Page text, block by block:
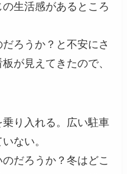
生活感があるところ
ろうか？と不安にさ
が見えてきたので、
乗り入れる。広い駐車
ない。
だろうか？冬はどこ